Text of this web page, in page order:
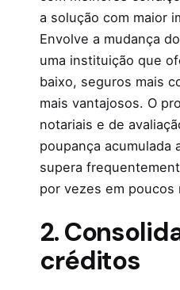
a solução com maior
Envolve a mudança
uma instituição que
baixo, seguros mais
mais vantajosos. O
notariais e de
poupança acumulada
supera
por vezes em poucos
2.
créditos